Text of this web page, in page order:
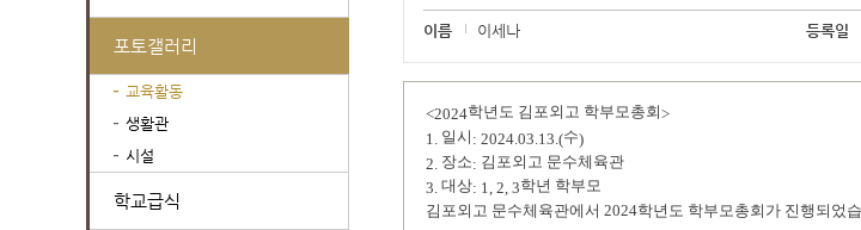
포토갤러리
교육활동
생활관
시설
학교급식
이름 이세나 등록일
<2024학년도 김포외고 학부모총회>
1. 일시 : 2024.03.13.(수)
2. 장소: 김포외고 문수체육관
3. 대상: 1, 2, 3학년 학부모
김포외고 문수체육관에서 2024학년도 학부모총회가 진행되었